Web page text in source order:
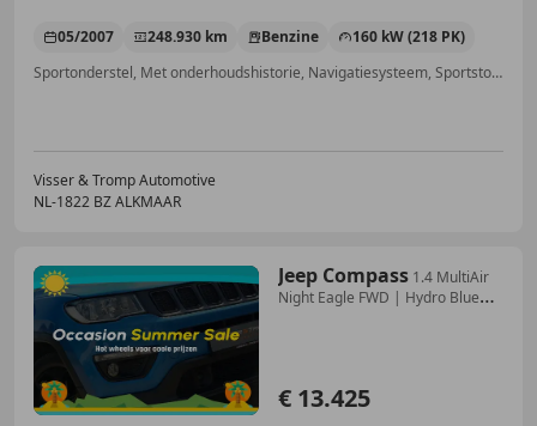
05/2007 248.930 km Benzine
160 kW (218 PK)
Sportonderstel, Met onderhoudshistorie, Navigatiesysteem, Sportstoelen, Trekhaak, Xenon verlichting, Panorama dak, Getinte ramen
Visser & Tromp Automotive
NL-1822 BZ ALKMAAR
Jeep Compass 1.4 MultiAir
Night Eagle FWD | Hydro Blue
€ 13.425